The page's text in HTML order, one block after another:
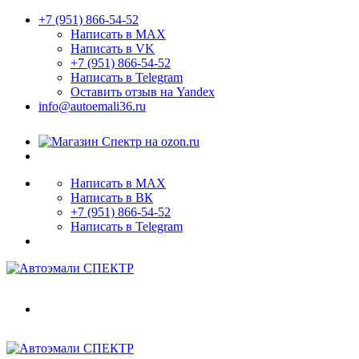
+7 (951) 866-54-52
Написать в MAX
Написать в VK
+7 (951) 866-54-52
Написать в Telegram
Оставить отзыв на Yandex
info@autoemali36.ru
Написать в MAX
Написать в ВК
+7 (951) 866-54-52
Написать в Telegram